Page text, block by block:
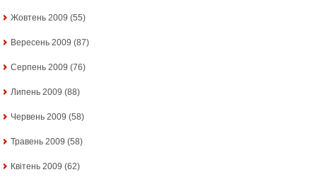
Жовтень 2009 (55)
Вересень 2009 (87)
Серпень 2009 (76)
Липень 2009 (88)
Червень 2009 (58)
Травень 2009 (58)
Квітень 2009 (62)